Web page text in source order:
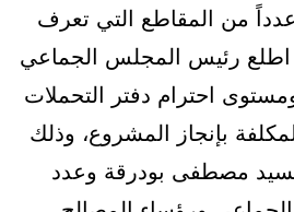
من المقاطع التي تعرف
اطلع رئيس المجلس الجماعي
احترام دفتر التحملات
بإنجاز المشروع، وذلك
مصطفى بودرقة وعدد